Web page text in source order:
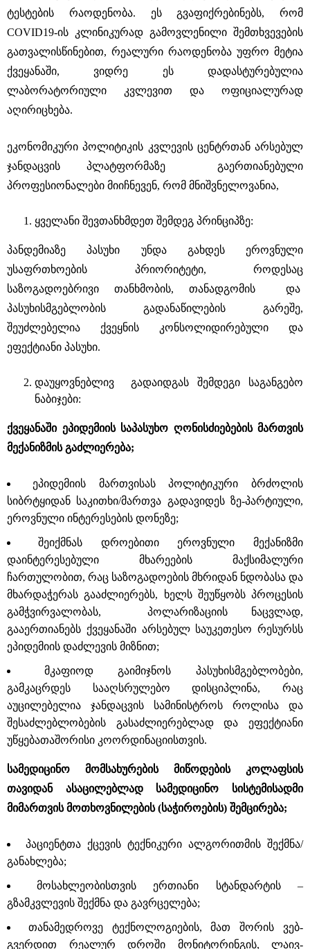
ტესტების რაოდენობა. ეს გვაფიქრებინებს, რომ
COVID19-ის კლინიკურად გამოვლენილი შემთხვევების
გათვალისწინებით, რეალური რაოდენობა უფრო მეტია
ქვეყანაში, ვიდრე ეს დადასტურებულია
ლაბორატორიული კვლევით და ოფიციალურად
აღირიცხება.
ეკონომიკური პოლიტიკის კვლევის ცენტრთან არსებულ
ჯანდაცვის პლატფორმაზე გაერთიანებული
პროფესიონალები მიიჩნევენ, რომ მნიშვნელოვანია,
ყველანი შევთანხმდეთ შემდეგ პრინციპზე:
პანდემიაზე პასუხი უნდა გახდეს ეროვნული
უსაფრთხოების პრიორიტეტი, როდესაც
საზოგადოებრივი თანხმობის, თანადგომის და
პასუხისმგებლობის გადანაწილების გარეშე,
შეუძლებელია ქვეყნის კონსოლიდირებული და
ეფექტიანი პასუხი.
დაუყოვნებლივ გადაიდგას შემდეგი საგანგებო
ნაბიჯები:
ქვეყანაში ეპიდემიის საპასუხო ღონისძიებების მართვის
მექანიზმის გაძლიერება;
ეპიდემიის მართვისას პოლიტიკური ბრძოლის
სიბრტყიდან საკითხი/მართვა გადავიდეს ზე-პარტიული,
ეროვნული ინტერესების დონეზე;
შეიქმნას დროებითი ეროვნული მექანიზმი
დაინტერესებული მხარეების მაქსიმალური
ჩართულობით, რაც საზოგადოების მხრიდან ნდობასა და
მხარდაჭერას გააძლიერებს, ხელს შეუწყობს პროცესის
გამჭვირვალობას, პოლარიზაციის ნაცვლად,
გააერთიანებს ქვეყანაში არსებულ საუკეთესო რესურსს
ეპიდემიის დაძლევის მიზნით;
მკაფიოდ გაიმიჯნოს პასუხისმგებლობები,
გამკაცრდეს სააღსრულებო დისციპლინა, რაც
აუცილებელია ჯანდაცვის სამინისტროს როლისა და
შესაძლებლობების გასაძლიერებლად და ეფექტიანი
უწყებათაშორისი კოორდინაციისთვის.
სამედიცინო მომსახურების მიწოდების კოლაფსის
თავიდან ასაცილებლად სამედიცინო სისტემისადმი
მიმართვის მოთხოვნილების (საჭიროების) შემცირება;
პაციენტთა ქცევის ტექნიკური ალგორითმის შექმნა/
განახლება;
მოსახლეობისთვის ერთიანი სტანდარტის –
გზამკვლევის შექმნა და გავრცელება;
თანამედროვე ტექნოლოგიების, მათ შორის ვებ-
გვერდით რეალურ დროში მონიტორინგის, ლაივ-